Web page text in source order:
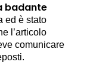
badante
ed è stato
l’articolo
comunicare